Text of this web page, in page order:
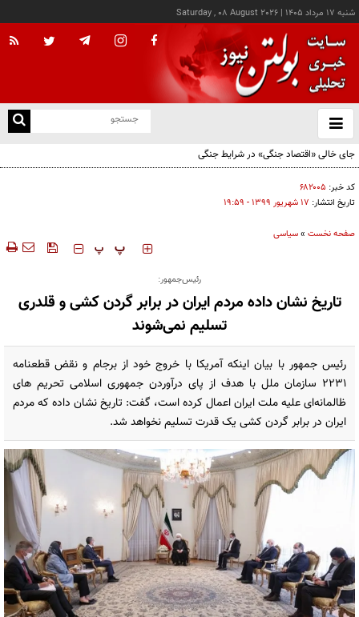
شنبه ۱۷ مرداد ۱۴۰۵ |
Saturday , 08 August 2026
باز
و
جای خالی «اقتصاد جنگی» در شرایط جنگی
کد خبر: ۶۸۲۰۰۵
تاریخ انتشار: ۱۷ شهريور ۱۳۹۹ - ۱۹:۵۹
صفحه نخست »سیاسی
‍‍‍ پ پ
رئیس‌جمهور:
تاریخ نشان داده مردم ایران در برابر گردن کشی و قلدری
تسلیم نمی‌شوند
رئیس جمهور با بیان اینکه آمریکا با خروج خود از برجام و نقض قطعنامه
2231 سازمان ملل با هدف از پای درآوردن جمهوری اسلامی تحریم های
ظالمانه‌ای علیه ملت ایران اعمال کرده است، گفت: تاریخ نشان داده که مردم
ایران در برابر گردن کشی یک قدرت تسلیم نخواهد شد.